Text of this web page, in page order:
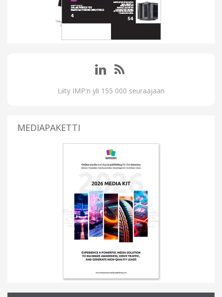
Liity IMP:n yli 155 000 seuraajaan
MEDIAPAKETTI